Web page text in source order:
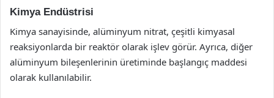
Kimya Endüstrisi
Kimya sanayisinde, alüminyum nitrat, çeşitli kimyasal
reaksiyonlarda bir reaktör olarak işlev görür. Ayrıca, diğer
alüminyum bileşenlerinin üretiminde başlangıç maddesi
olarak kullanılabilir.